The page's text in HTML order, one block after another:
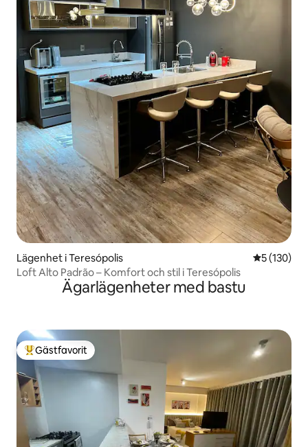
Lägenhet i Teresópolis 5 av 5 i
5 (130)
Loft Alto Padrão – Komfort och stil i Teresópolis
Ägarlägenheter med bastu
Populär gästfavorit
Gästfavorit